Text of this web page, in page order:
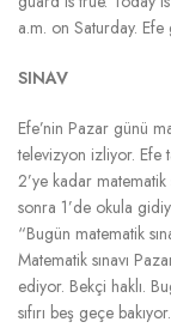
a.m. on Saturday.
SINAV
Efe’nin Pazar günü
televizyon izliyor. Efe
2’ye kadar matematik
sonra 1’de okula
“Bugün matematik
Matematik sınavı
ediyor. Bekçi haklı.
sıfırı beş geçe